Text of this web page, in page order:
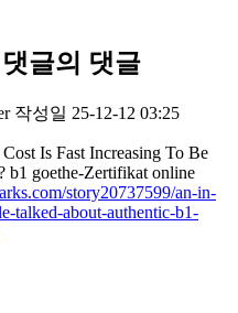
글의 댓글
작성일 25-12-12 03:25
Is Fast Increasing To Be
b1 goethe-Zertifikat online
story20737599/an-in-
talked-about-authentic-b1-